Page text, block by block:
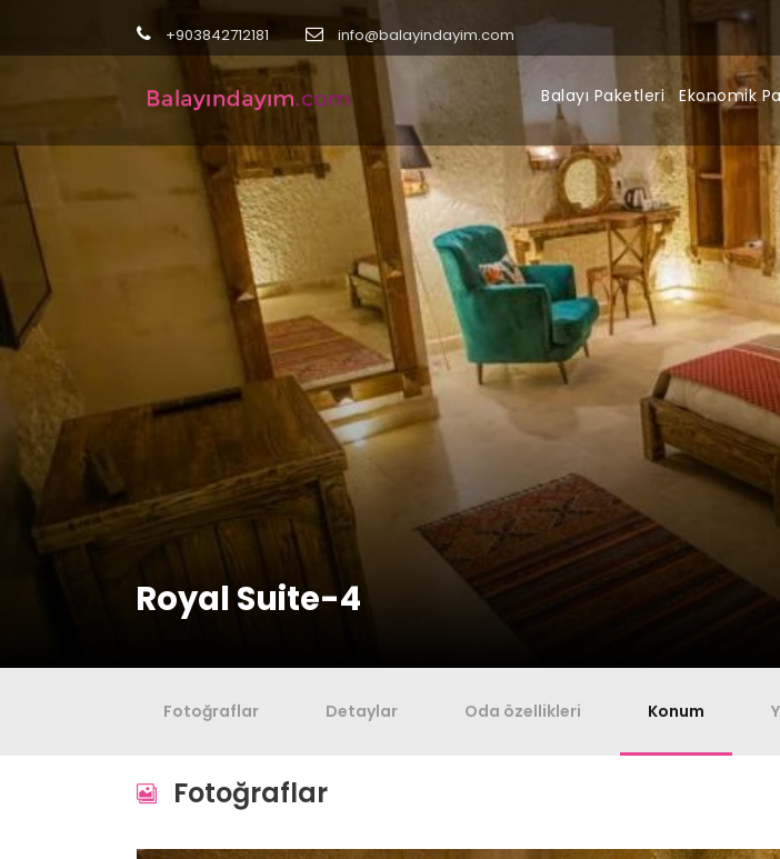
+903842712181 info@balayindayim.com
Balayı Paketleri Ekonomik
Royal Suite-4
Fotoğraflar Detaylar Oda özellikleri Konum
Fotoğraflar